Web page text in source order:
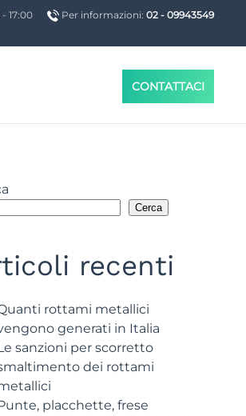
- 17:00 Per informazioni: 02 - 09943549
CONTATTACI
Cerca
recenti
rottami metallici
generati in Italia
sanzioni per scorretto
dei rottami
placchette, frese